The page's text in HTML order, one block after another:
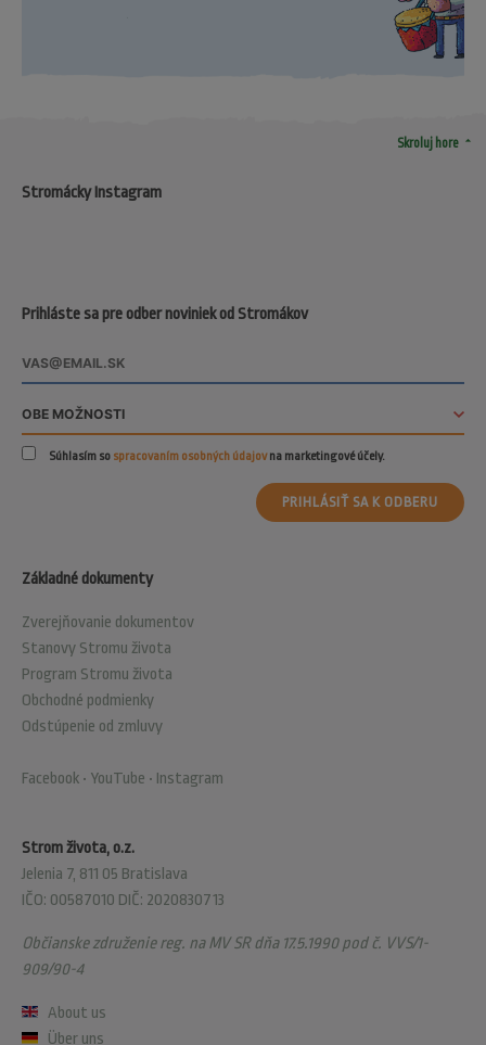
Skroluj hore arrow_drop_up
Strom života, o.z.
Jelenia 7, 811 05 Bratislava
IČO: 00587010 DIČ: 2020830713
Občianske združenie reg. na MV SR dňa 17.5.1990 pod č. VVS/1-
909/90-4
About us
Über uns
Základné dokumenty
Zverejňovanie dokumentov
Stanovy Stromu života
Program Stromu života
Obchodné podmienky
Odstúpenie od zmluvy
Facebook • YouTube • Instagram
Prihláste sa pre odber noviniek od Stromákov
Súhlasím so spracovaním osobných údajovna marketingové účely.
PRIHLÁSIŤ SA K ODBERU
Stromácky Instagram